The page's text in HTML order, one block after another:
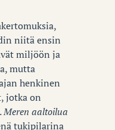
niitä ensin
miljöön ja
mutta
henkinen
jotka on
Meren aaltoilua
tukipilarina